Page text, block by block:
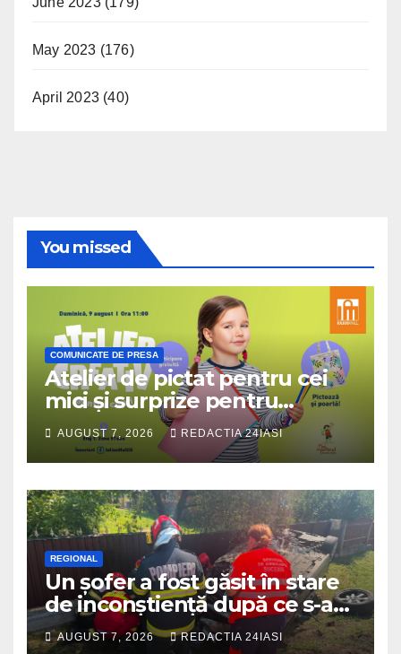
May 2023 (176)
April 2023 (40)
You missed
COMUNICATE DE PRESA
Atelier de pictat pentru cei
mici și surprize pentru
cinefili, în acest weekend, la
Iulius Mall Iași
AUGUST 7, 2026 REDACTIA 24IASI
REGIONAL
Un șofer a fost găsit în stare
de inconștiență după ce s-a
răsturnat cu autoturismul pe
AUGUST 7, 2026 REDACTIA 24IASI